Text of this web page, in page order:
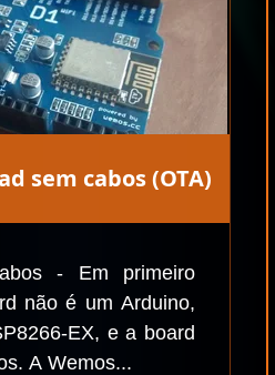
sem cabos (OTA)
- Em primeiro
não é um Arduino,
EX, e a board
A Wemos...